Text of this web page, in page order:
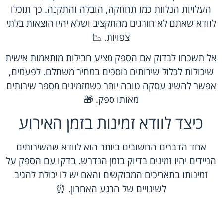
העלויות הנלוות כמו תחזוקה, הובלה והתקנה. כך תוכלו
לוודא שאתם לא חורגים מהתקציב ושלא יהיו הוצאות בלתי
צפויות. 📉
אל תשכחו לבדוק אם הספק מציע חבילות מותאמות אישית
שיכולות לכלול שירותים נוספים במחיר משתלם. לפעמים,
אפשר להשיג עסקה טובה יותר כשמזמינים מספר שירותים
מאותו ספק. 🎁
כיצד לוודא זמינות בזמן האירוע
אחד הדברים החשובים ביותר הוא לוודא שהשירותים
הניידים יהיו זמינים בדיוק בזמן הנדרש. בדקו עם הספק על
זמינותו בתאריכים המבוקשים והאם יש לו יכולת להגיב
לשינויים של הרגע האחרון. ⏰